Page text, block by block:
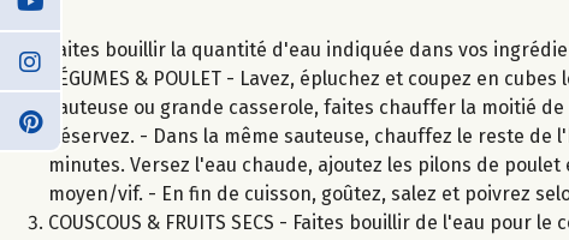
Faites bouillir la quantité d'eau indiquée dans vos
LÉGUMES & POULET - Lavez, épluchez et coupez en
sauteuse ou grande casserole, faites chauffer la moitié
Réservez. - Dans la même sauteuse, chauffez le reste
minutes. Versez l'eau chaude, ajoutez les pilons de
moyen/vif. - En fin de cuisson, goûtez, salez et poivrez
COUSCOUS & FRUITS SECS - Faites bouillir de l'eau